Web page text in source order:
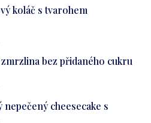
koláč s tvarohem
zmrzlina bez přidaného cukru
nepečený cheesecake s